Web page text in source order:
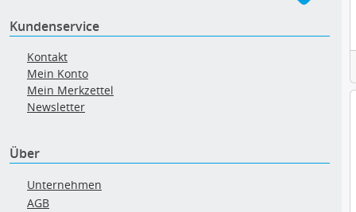
Kundenservice
Kontakt
Mein Konto
Mein Merkzettel
Newsletter
Über
Unternehmen
AGB